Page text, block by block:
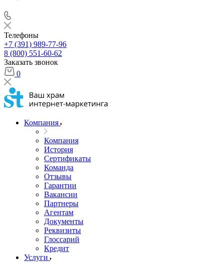
Телефоны
+7 (391) 989-77-96
8 (800) 551-60-62
Заказать звонок
0
Компания
Компания
История
Сертификаты
Команда
Отзывы
Гарантии
Вакансии
Партнеры
Агентам
Документы
Реквизиты
Глоссарий
Кредит
Услуги